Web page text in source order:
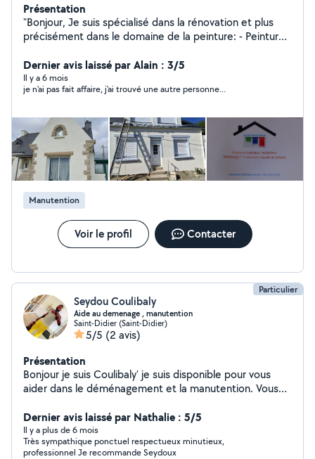
Présentation
"Bonjour, Je suis spécialisé dans la rénovation et plus
précisément dans le domaine de la peinture: - Peinture
façade et toiture - Enduit / Taloche Le devis est gratuit
et les conseils couleurs sont offerts. Je suis disponible
24h/24, n'hésitez pas à me contacter."
Dernier avis laissé par Alain : 3/5
Il y a 6 mois
je n'ai pas fait affaire, j'ai trouvé une autre personne...
Manutention
Voir le profil Contacter
Particulier
Seydou Coulibaly
Aide au demenage , manutention
Saint-Didier (Saint-Didier)
5/5 (2 avis)
Présentation
Bonjour je suis Coulibaly' je suis disponible pour vous
aider dans le déménagement et la manutention. Vous
numéro
Dernier avis laissé par Nathalie : 5/5
Il y a plus de 6 mois
Très sympathique ponctuel respectueux minutieux,
professionnel Je recommande Seydoux